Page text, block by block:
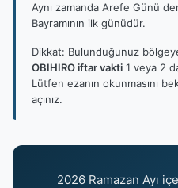
Aynı zamanda Arefe Günü
Bayramının ilk günüdür.
Dikkat: Bulunduğunuz
OBIHIRO iftar vakti 1 veya 2
Lütfen ezanın okunmasını
açınız.
2026 Ramazan Ayı